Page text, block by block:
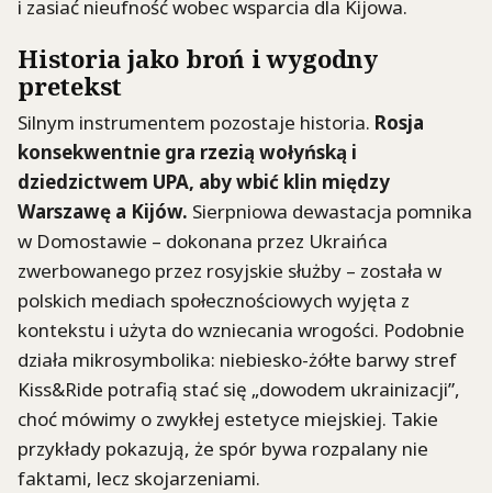
i zasiać nieufność wobec wsparcia dla Kijowa.
Historia jako broń i wygodny
pretekst
Silnym instrumentem pozostaje historia. Rosja
konsekwentnie gra rzezią wołyńską i
dziedzictwem UPA, aby wbić klin między
Warszawę a Kijów. Sierpniowa dewastacja pomnika
w Domostawie – dokonana przez Ukraińca
zwerbowanego przez rosyjskie służby – została w
polskich mediach społecznościowych wyjęta z
kontekstu i użyta do wzniecania wrogości. Podobnie
działa mikrosymbolika: niebiesko-żółte barwy stref
Kiss&Ride potrafią stać się „dowodem ukrainizacji”,
choć mówimy o zwykłej estetyce miejskiej. Takie
przykłady pokazują, że spór bywa rozpalany nie
faktami, lecz skojarzeniami.